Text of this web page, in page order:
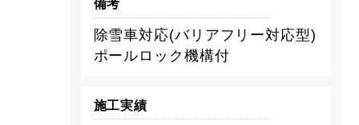
備考
除雪車対応(バリアフリー対応型)
ポールロック機構付
施工実績